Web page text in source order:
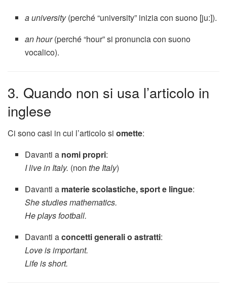
a university(perché “university” inizia con suono [ju:]).
an hour(perché “hour” si pronuncia con suono
vocalico).
3. Quando non si usa l’articolo in
inglese
Ci sono casi in cui l’articolo si omette:
Davanti a nomi propri:
I live in Italy. (nonthe Italy)
Davanti a materie scolastiche, sport e lingue:
She studies mathematics.
He plays football.
Davanti aconcetti generali o astratti:
Love is important.
Life is short.